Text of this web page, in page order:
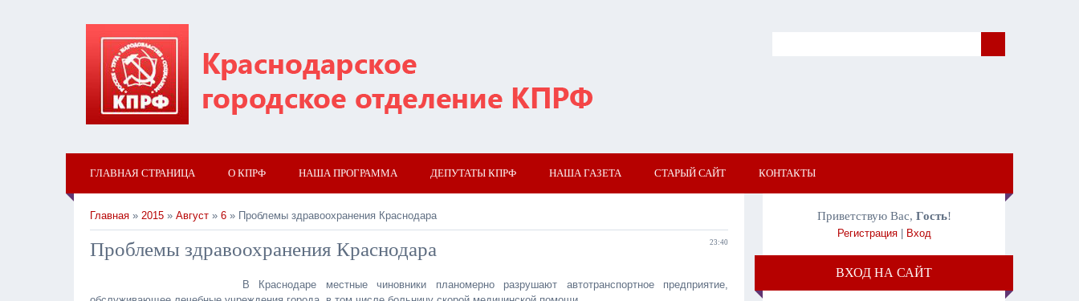
ГЛАВНАЯ СТРАНИЦА О КПРФ НАША ПРОГРАММА ДЕПУТАТЫ КПРФ НАША ГАЗЕТА СТАРЫЙ САЙТ КОНТАКТЫ
Главная » 2015 » Август » 6 » Проблемы здравоохранения Краснодара
23:40
Проблемы здравоохранения Краснодара
В Краснодаре местные чиновники планомерно разрушают автотранспортное предприятие,
Приветствую Вас, Гость!
Регистрация| Вход
ВХОД НА САЙТ